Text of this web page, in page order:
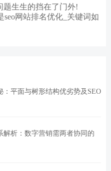
题生生的挡在了门外!
seo网站排名优化_关键词如
：平面与树形结构优劣势及SEO
解析：数字营销需两者协同的